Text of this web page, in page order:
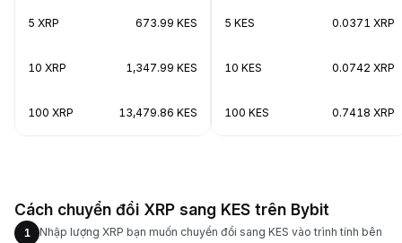
5 XRP 673.99 KES
10 XRP 1,347.99 KES
100 XRP 13,479.86 KES
5 KES 0.0371 XRP
10 KES 0.0742 XRP
100 KES 0.7418 XRP
Cách chuyển đổi XRP sang KES trên Bybit
1
Nhập lượng XRP bạn muốn chuyển đổi sang KES vào trình tính bên